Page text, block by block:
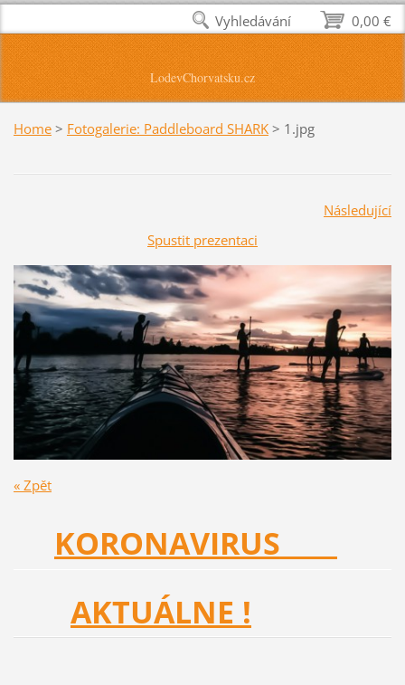
LodevChorvatsku.cz
Home > Fotogalerie: Paddleboard SHARK > 1.jpg
Následující
Spustit prezentaci
« Zpět
KORONAVIRUS
AKTUÁLNE !
0,00 €
Vyhledávání